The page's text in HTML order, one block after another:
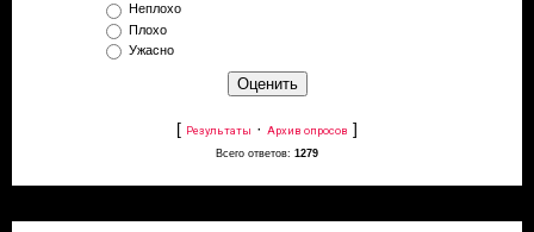
Неплохо
Плохо
Ужасно
[ Результаты · Архив опросов ]
Всего ответов: 1279